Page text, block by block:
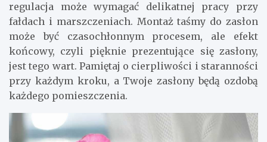
regulacja może wymagać delikatnej pracy przy
fałdach i marszczeniach. Montaż taśmy do zasłon
może być czasochłonnym procesem, ale efekt
końcowy, czyli pięknie prezentujące się zasłony,
jest tego wart. Pamiętaj o cierpliwości i staranności
przy każdym kroku, a Twoje zasłony będą ozdobą
każdego pomieszczenia.